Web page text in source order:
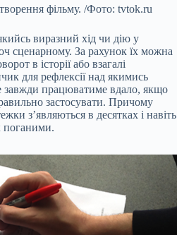
фільму. /Фото: tvtok.ru
виразний хід чи дію у
сценарному. За рахунок їх можна
в історії або взагалі
для рефлексії над якимись
працюватиме вдало, якщо
застосувати. Причому
з’являються в десятках і навіть
поганими.